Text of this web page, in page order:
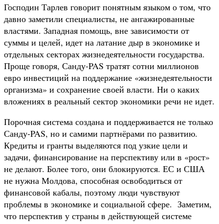
Господин Тарлев говорит понятным языком о том, что
давно заметили специалисты, не ангажированные
властями. Западная помощь, вне зависимости от
суммы и целей, идет на латание дыр в экономике и
отдельных секторах жизнедеятельности государства.
Проще говоря, Санду-PAS тратят сотни миллионов
евро инвестиций на поддержание «жизнедеятельности
организма» и сохранение своей власти. Ни о каких
вложениях в реальный сектор экономики речи не идет.
Порочная система создана и поддерживается не только
Санду-PAS, но и самими партнёрами по развитию.
Кредиты и гранты выделяются под узкие цели и
задачи, финансирование на перспективу или в «рост»
не делают. Более того, они блокируются. ЕС и США
не нужна Молдова, способная освободиться от
финансовой кабалы, поэтому люди чувствуют
проблемы в экономике и социальной сфере. Заметим,
что перспектив у страны в действующей системе